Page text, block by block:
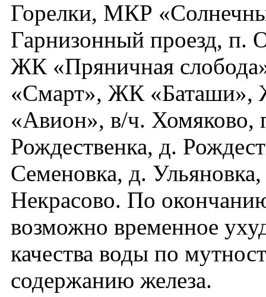
Горелки, МКР
Гарнизонный проезд, п.
ЖК «Пряничная
«Смарт», ЖК
«Авион», в/ч. Хомяково,
Рождественка, д.
Семеновка, д.
Некрасово. По
возможно временное
качества воды по
содержанию железа.